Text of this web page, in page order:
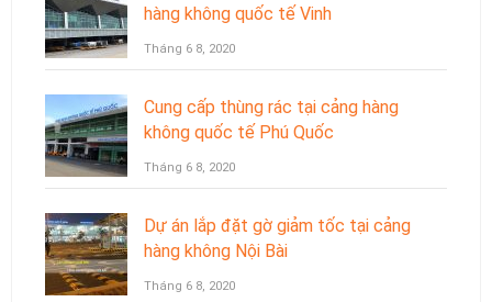
hàng không quốc tế Vinh
Tháng 6 8, 2020
Cung cấp thùng rác tại cảng hàng
không quốc tế Phú Quốc
Tháng 6 8, 2020
Dự án lắp đặt gờ giảm tốc tại cảng
hàng không Nội Bài
Tháng 6 8, 2020